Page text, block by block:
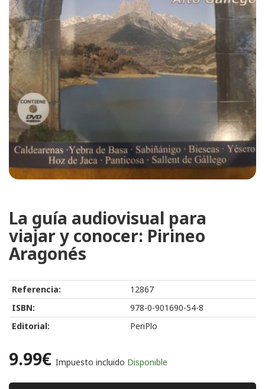
La guía audiovisual para
viajar y conocer: Pirineo
Aragonés
Referencia:
12867
ISBN:
978-0-901690-54-8
Editorial:
PeriPlo
9.99€ Impuesto incluido Disponible